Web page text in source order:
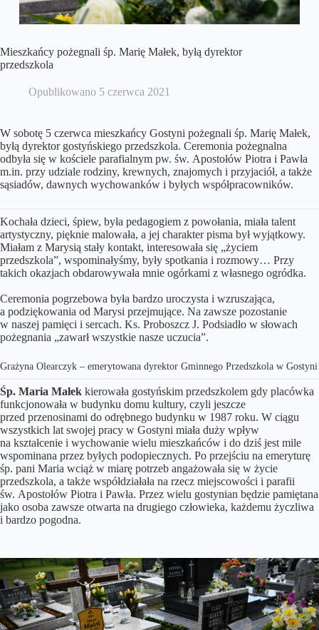
Mieszkańcy pożegnali śp. Marię Małek, byłą dyrektor
przedszkola
Opublikowano 5 czerwca 2021
W sobotę 5 czerwca mieszkańcy Gostyni pożegnali śp. Marię Małek,
byłą dyrektor gostyńskiego przedszkola. Ceremonia pożegnalna
odbyła się w kościele parafialnym pw. św. Apostołów Piotra i Pawła
m.in. przy udziale rodziny, krewnych, znajomych i przyjaciół, a także
sąsiadów, dawnych wychowanków i byłych współpracowników.
Kochała dzieci, śpiew, była pedagogiem z powołania, miała talent
artystyczny, pięknie malowała, a jej charakter pisma był wyjątkowy.
Miałam z Marysią stały kontakt, interesowała się „życiem
przedszkola”, wspominałyśmy, były spotkania i rozmowy… Przy
takich okazjach obdarowywała mnie ogórkami z własnego ogródka.
Ceremonia pogrzebowa była bardzo uroczysta i wzruszająca,
a podziękowania od Marysi przejmujące. Na zawsze pozostanie
w naszej pamięci i sercach. Ks. Proboszcz J. Podsiadło w słowach
pożegnania „zawarł wszystkie nasze uczucia”.
Grażyna Olearczyk – emerytowana dyrektor Gminnego Przedszkola w Gostyni
Śp. Maria Małek kierowała gostyńskim przedszkolem gdy placówka
funkcjonowała w budynku domu kultury, czyli jeszcze
przed przenosinami do odrębnego budynku w 1987 roku. W ciągu
wszystkich lat swojej pracy w Gostyni miała duży wpływ
na kształcenie i wychowanie wielu mieszkańców i do dziś jest mile
wspominana przez byłych podopiecznych. Po przejściu na emeryturę
śp. pani Maria wciąż w miarę potrzeb angażowała się w życie
przedszkola, a także współdziałała na rzecz miejscowości i parafii
św. Apostołów Piotra i Pawła. Przez wielu gostynian będzie pamiętana
jako osoba zawsze otwarta na drugiego człowieka, każdemu życzliwa
i bardzo pogodna.